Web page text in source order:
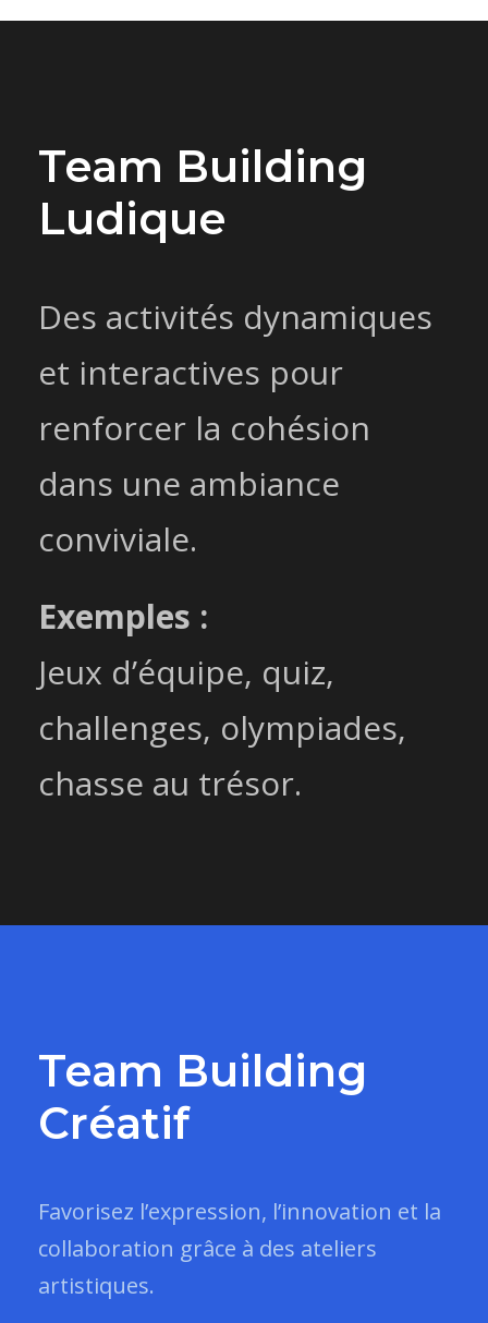
Team Building
Ludique
Des activités dynamiques
et interactives pour
renforcer la cohésion
dans une ambiance
conviviale.
Exemples :
Jeux d’équipe, quiz,
challenges, olympiades,
chasse au trésor.
Team Building
Créatif
Favorisez l’expression, l’innovation et la
collaboration grâce à des ateliers
artistiques.